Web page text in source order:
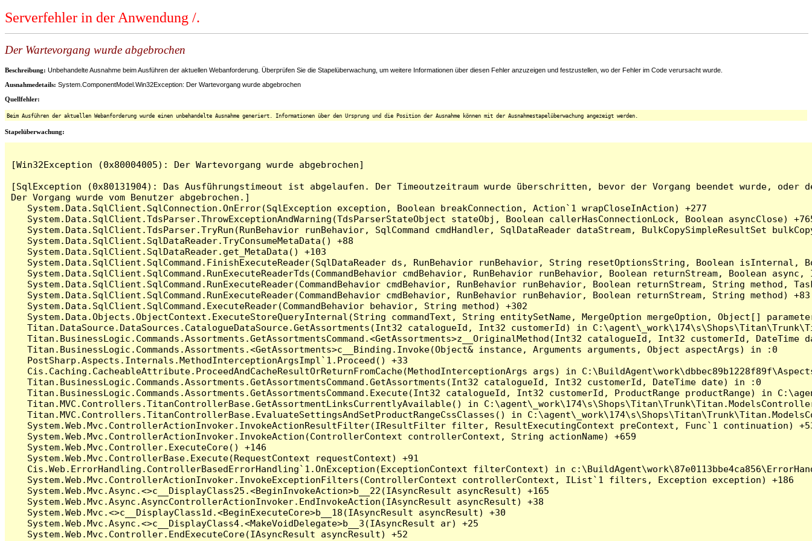
Serverfehler in der Anwendung /.
Der Wartevorgang wurde abgebrochen
Beschreibung: Unbehandelte Ausnahme beim Ausführen der aktuellen Webanforderung. Überprüfen Sie die Stapelüberwachung, um weitere Informationen über diesen Fehler anzuzeigen und festzustellen, wo der Fehler im Code verursacht wurde.
Ausnahmedetails: System.ComponentModel.Win32Exception: Der Wartevorgang wurde abgebrochen
Quellfehler:
Beim Ausführen der aktuellen Webanforderung wurde einen unbehandelte Ausnahme generiert. Informationen über den Ursprung und die Position der Ausnahme können mit der Ausnahmestapelüberwachung angezeigt werden.
Stapelüberwachung:
[Win32Exception (0x80004005): Der Wartevorgang wurde abgebrochen]
[SqlException (0x80131904): Das Ausführungstimeout ist abgelaufen. Der Timeoutzeitraum wurde überschritten, bevor der Vorgang beendet wurde,
Der Vorgang wurde vom Benutzer abgebrochen.]
   System.Data.SqlClient.SqlConnection.OnError(SqlException exception, Boolean breakConnection, Action`1 wrapCloseInAction) +277
System.Data.SqlClient.TdsParser.ThrowExceptionAndWarning(TdsParserStateObject stateObj, Boolean callerHasConnectionLock, Boolean asyncClose)
System.Data.SqlClient.TdsParser.TryRun(RunBehavior runBehavior, SqlCommand cmdHandler, SqlDataReader dataStream, BulkCopySimpleResultSet
   System.Data.SqlClient.SqlDataReader.TryConsumeMetaData() +88
   System.Data.SqlClient.SqlDataReader.get_MetaData() +103
System.Data.SqlClient.SqlCommand.FinishExecuteReader(SqlDataReader ds, RunBehavior runBehavior, String resetOptionsString, Boolean
System.Data.SqlClient.SqlCommand.RunExecuteReaderTds(CommandBehavior cmdBehavior, RunBehavior runBehavior, Boolean returnStream, Boolean
System.Data.SqlClient.SqlCommand.RunExecuteReader(CommandBehavior cmdBehavior, RunBehavior runBehavior, Boolean returnStream, String method,
   System.Data.SqlClient.SqlCommand.RunExecuteReader(CommandBehavior cmdBehavior, RunBehavior runBehavior, Boolean returnStream, String method) +83
   System.Data.SqlClient.SqlCommand.ExecuteReader(CommandBehavior behavior, String method) +302
System.Data.Objects.ObjectContext.ExecuteStoreQueryInternal(String commandText, String entitySetName, MergeOption mergeOption, Object[]
Titan.DataSource.DataSources.CatalogueDataSource.GetAssortments(Int32 catalogueId, Int32 customerId) in
Titan.BusinessLogic.Commands.Assortments.GetAssortmentsCommand.<GetAssortments>z__OriginalMethod(Int32 catalogueId, Int32 customerId,
   Titan.BusinessLogic.Commands.Assortments.<GetAssortments>c__Binding.Invoke(Object& instance, Arguments arguments, Object aspectArgs) in :0
   PostSharp.Aspects.Internals.MethodInterceptionArgsImpl`1.Proceed() +33
Cis.Caching.CacheableAttribute.ProceedAndCacheResultOrReturnFromCache(MethodInterceptionArgs args) in
   Titan.BusinessLogic.Commands.Assortments.GetAssortmentsCommand.GetAssortments(Int32 catalogueId, Int32 customerId, DateTime date) in :0
Titan.BusinessLogic.Commands.Assortments.GetAssortmentsCommand.Execute(Int32 catalogueId, Int32 customerId, ProductRange productRange) in
Titan.MVC.Controllers.TitanControllerBase.GetAssortmentLinksCurrentlyAvailable() in
Titan.MVC.Controllers.TitanControllerBase.EvaluateSettingsAndSetProductRangeCssClasses() in
System.Web.Mvc.ControllerActionInvoker.InvokeActionResultFilter(IResultFilter filter, ResultExecutingContext preContext, Func`1 continuation)
   System.Web.Mvc.ControllerActionInvoker.InvokeAction(ControllerContext controllerContext, String actionName) +659
   System.Web.Mvc.Controller.ExecuteCore() +146
   System.Web.Mvc.ControllerBase.Execute(RequestContext requestContext) +91
Cis.Web.ErrorHandling.ControllerBasedErrorHandling`1.OnException(ExceptionContext filterContext) in
   System.Web.Mvc.ControllerActionInvoker.InvokeExceptionFilters(ControllerContext controllerContext, IList`1 filters, Exception exception) +186
   System.Web.Mvc.Async.<>c__DisplayClass25.<BeginInvokeAction>b__22(IAsyncResult asyncResult) +165
   System.Web.Mvc.Async.AsyncControllerActionInvoker.EndInvokeAction(IAsyncResult asyncResult) +38
   System.Web.Mvc.<>c__DisplayClass1d.<BeginExecuteCore>b__18(IAsyncResult asyncResult) +30
   System.Web.Mvc.Async.<>c__DisplayClass4.<MakeVoidDelegate>b__3(IAsyncResult ar) +25
   System.Web.Mvc.Controller.EndExecuteCore(IAsyncResult asyncResult) +52